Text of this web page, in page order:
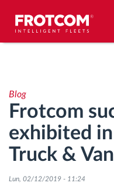
Analiza stilului de
Monitorizarea
Workforce
Blog
Frotcom
exhibited
Truck &
Lun, 02/12/2019 - 11:24